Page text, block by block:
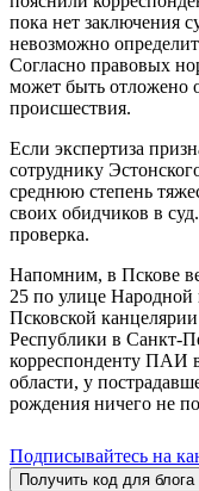
пока нет заключения
невозможно
Согласно правовых
может быть отложено
происшествия.
Если экспертиза
сотруднику
среднюю степень
своих обидчиков в
проверка.
Напомним, в Пскове
25 по улице Народной
Псковской
Республики в Санкт-
корреспонденту ПАИ
области, у
рождения ничего не
Подписывайтесь на
Получить код для блога